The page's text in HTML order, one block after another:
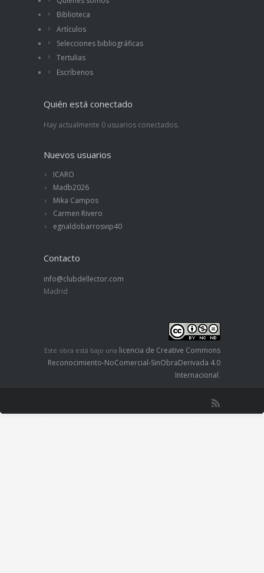
Biblioteca
Artículos
Selecciones bibliográficas
Tertulias
Escríbenos
Quién está conectado
Hay actualmente 0 usuarios conectados.
Nuevos usuarios
ICARO
Madb2026
Mika Campos
Carmen Rivero
egnaldobarrosvip40
Contacto
info@clubdellector.com
Madrid
Este obra está bajo una licencia de Creative Commons
Reconocimiento-NoComercial-SinObraDerivada 4.0
Internacional